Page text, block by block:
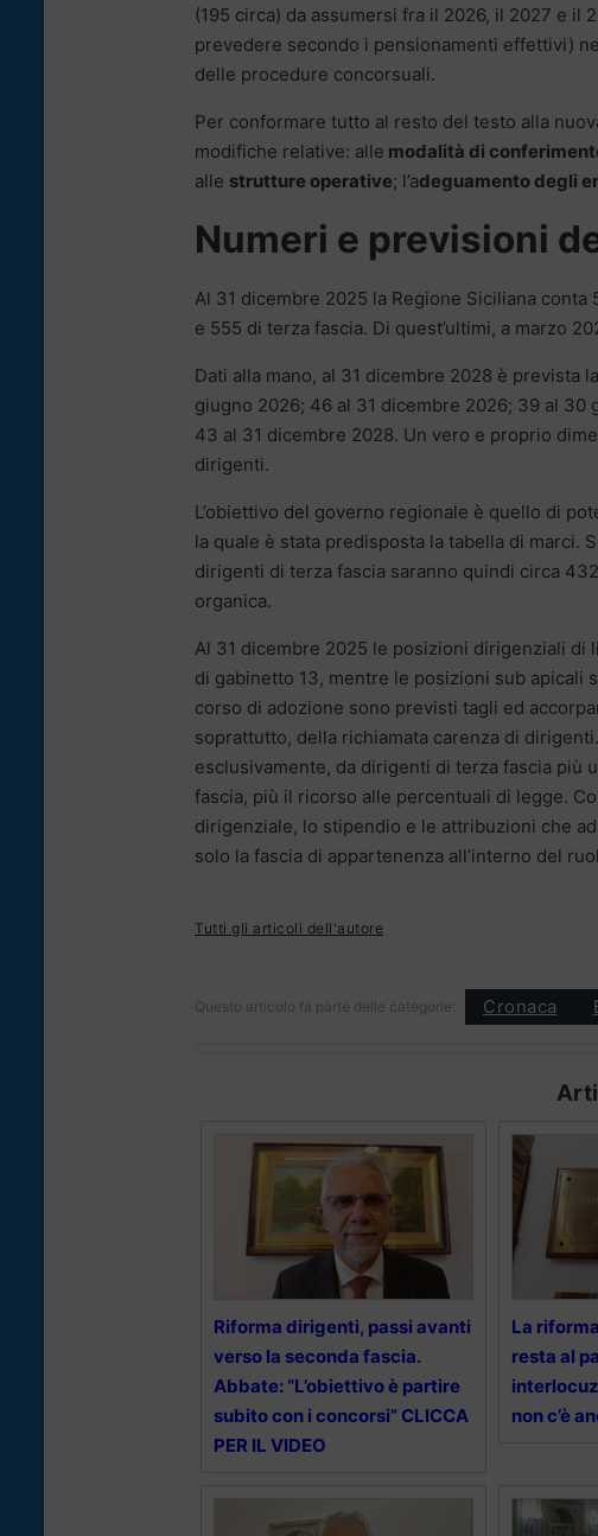
(195 circa) da assumersi fra il 2026, il 2027 e il
prevedere secondo i pensionamenti effettivi)
delle procedure concorsuali.
Per conformare tutto al resto del testo alla
modifiche relative: alle modalità di
alle strutture operative; l’adeguamento degli
Numeri e previsioni
Al 31 dicembre 2025 la Regione Siciliana
e 555 di terza fascia. Di quest’ultimi, a marzo
Dati alla mano, al 31 dicembre 2028 è prevista
giugno 2026; 46 al 31 dicembre 2026; 39 al 30
43 al 31 dicembre 2028. Un vero e proprio
dirigenti.
L’obiettivo del governo regionale è quello di
la quale è stata predisposta la tabella di marci.
dirigenti di terza fascia saranno quindi circa
organica.
Al 31 dicembre 2025 le posizioni dirigenziali
di gabinetto 13, mentre le posizioni sub apicali
corso di adozione sono previsti tagli ed
soprattutto, della richiamata carenza di
esclusivamente, da dirigenti di terza fascia più
fascia, più il ricorso alle percentuali di legge.
dirigenziale, lo stipendio e le attribuzioni che
solo la fascia di appartenenza all’interno del
Tutti gli articoli dell'autore
Questo articolo fa parte delle categorie: Cronaca
Riforma dirigenti, passi avanti
verso la seconda fascia.
Abbate: “L’obiettivo è partire
subito con i concorsi” CLICCA
PER IL VIDEO
La
resta al
non c’è